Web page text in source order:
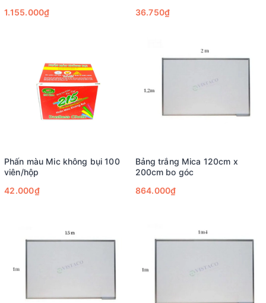
1.155.000₫
36.750₫
Phấn màu Mic không bụi 100
viên/hộp
42.000₫
Bảng trắng Mica 120cm x
200cm bo góc
864.000₫